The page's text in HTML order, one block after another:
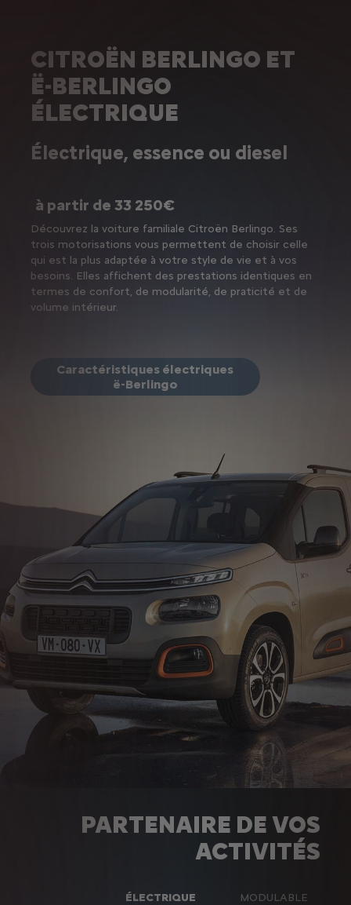
CITROËN BERLINGO ET
Ë-BERLINGO
ÉLECTRIQUE
Électrique, essence ou diesel
à partir de 33 250€
Découvrez la voiture familiale Citroën Berlingo. Ses
trois motorisations vous permettent de choisir celle
qui est la plus adaptée à votre style de vie et à vos
besoins. Elles affichent des prestations identiques en
termes de confort, de modularité, de praticité et de
volume intérieur.
Caractéristiques électriques
ë-Berlingo
PARTENAIRE DE VOS
ACTIVITÉS
ÉLECTRIQUE MODULABLE